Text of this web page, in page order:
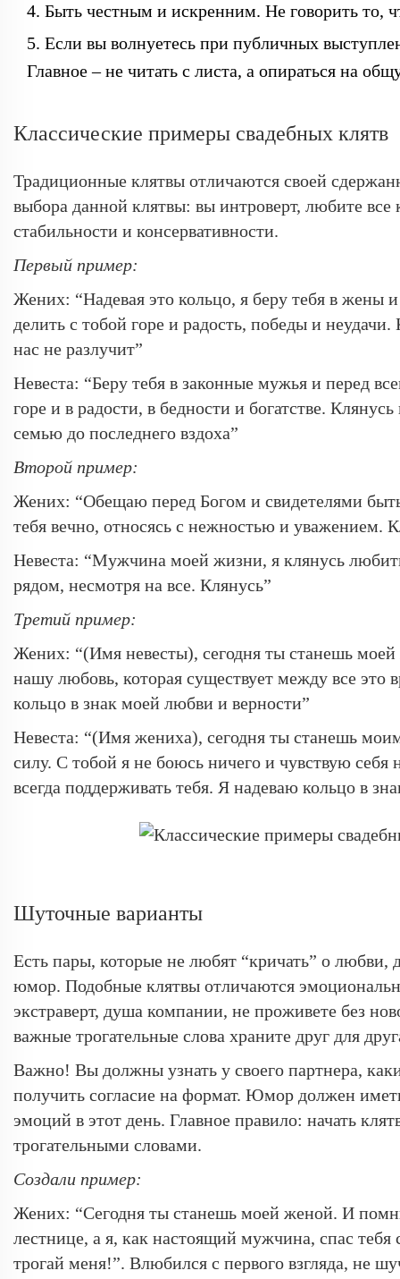
Быть честным и искренним. Не говорить то,
Если вы волнуетесь при публичных
Главное – не читать с листа, а опираться на
Классические примеры свадебных клятв
Традиционные клятвы отличаются своей
выбора данной клятвы: вы интроверт, любите все
стабильности и консервативности.
Первый пример:
Жених: “Надевая это кольцо, я беру тебя в
делить с тобой горе и радость, победы и
нас не разлучит”
Невеста: “Беру тебя в законные мужья и перед
горе и в радости, в бедности и богатстве.
семью до последнего вздоха”
Второй пример:
Жених: “Обещаю перед Богом и свидетелями
тебя вечно, относясь с нежностью и уважением.
Невеста: “Мужчина моей жизни, я клянусь любить
рядом, несмотря на все. Клянусь”
Третий пример:
Жених: “(Имя невесты), сегодня ты станешь
нашу любовь, которая существует между все это
кольцо в знак моей любви и верности”
Невеста: “(Имя жениха), сегодня ты станешь
силу. С тобой я не боюсь ничего и чувствую
всегда поддерживать тебя. Я надеваю кольцо в
Шуточные варианты
Есть пары, которые не любят “кричать” о любви,
юмор. Подобные клятвы отличаются
экстраверт, душа компании, не проживете без
важные трогательные слова храните друг для
Важно! Вы должны узнать у своего партнера,
получить согласие на формат. Юмор должен
эмоций в этот день. Главное правило: начать
трогательными словами.
Создали пример:
Жених: “Сегодня ты станешь моей женой. И
лестнице, а я, как настоящий мужчина, спас
трогай меня!”. Влюбился с первого взгляда, не